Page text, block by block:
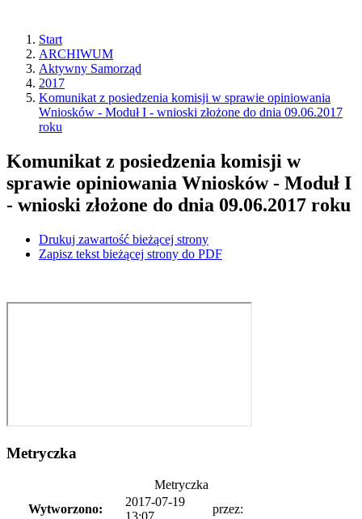
Start
ARCHIWUM
Aktywny Samorząd
2017
Komunikat z posiedzenia komisji w sprawie opiniowania
Wniosków - Moduł I - wnioski złożone do dnia 09.06.2017
roku
Komunikat z posiedzenia komisji w
sprawie opiniowania Wniosków - Moduł I
- wnioski złożone do dnia 09.06.2017 roku
Drukuj zawartość bieżącej strony
Zapisz tekst bieżącej strony do PDF
Metryczka
Metryczka
Wytworzono:
2017-07-19
13:07
przez: